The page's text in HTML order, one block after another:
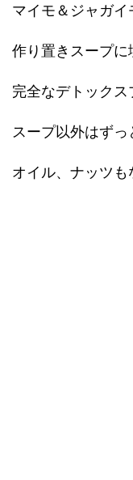
マイモ＆ジャガイ
作り置きスープ
完全なデトック
スープ以外はずっ
オイル、ナッツも